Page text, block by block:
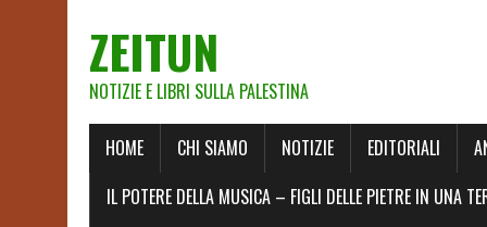
ZEITUN
NOTIZIE E LIBRI SULLA PALESTINA
HOME CHI SIAMO NOTIZIE EDITORIALI
IL POTERE DELLA MUSICA – FIGLI DELLE PIETRE IN UNA